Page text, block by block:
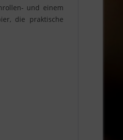
und einem
die praktische